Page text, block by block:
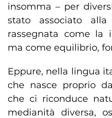
insomma – per
stato associato
rassegnata come la
ma come equilibrio,
Eppure, nella lingua
che nasce proprio
che ci riconduce
medianità diversa,